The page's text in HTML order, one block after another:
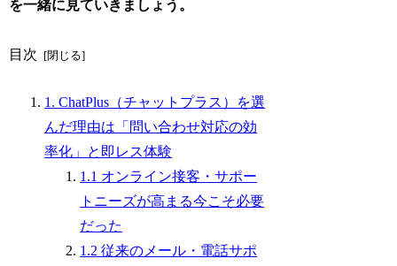
を一緒に見ていきましょう。
目次
1. ChatPlus（チャットプラス）を選
んだ理由は「問い合わせ対応の効
率化」と即レス体験
1.1 オンライン接客・サポー
トニーズが高まる今こそ必要
だった
1.2 従来のメール・電話サポ